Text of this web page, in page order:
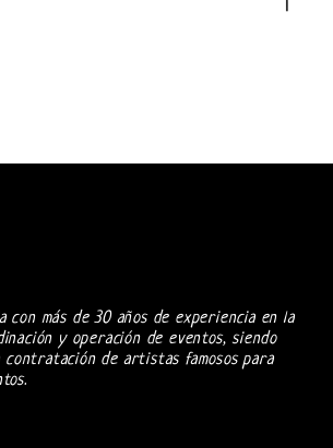
con más de 30 años de experiencia en la
y operación de eventos, siendo
contratación de artistas famosos para